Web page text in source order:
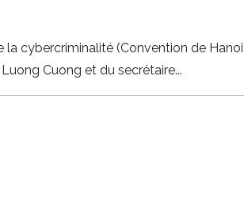
la cybercriminalité (Convention de
Cuong et du secrétaire